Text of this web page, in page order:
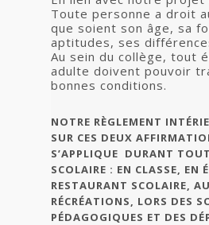
Toute personne a droit
que soient son âge, sa
aptitudes, ses
Au sein du collège, tout
adulte doivent pouvoir
bonnes conditions.
NOTRE RÈGLEMENT
SUR CES DEUX
S’APPLIQUE DURANT
SCOLAIRE : EN CLASSE, EN
RESTAURANT SCOLAIRE,
RÉCRÉATIONS, LORS DES
PÉDAGOGIQUES ET DES